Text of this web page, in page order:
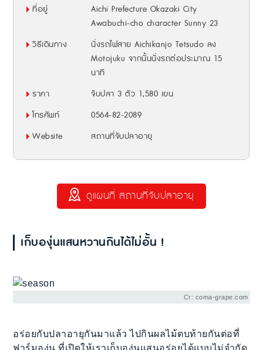
ที่อยู่
Aichi Prefecture Okazaki City
Awabuchi-cho character Sunny 23
วิธีเดินทาง
นั่งรถไฟสาย Aichikanjo Tetsudo ลง
Motojuku จากนั้นนั่งรถต่อประมาณ 15
นาที
ราคา
จับปลา 3 ตัว 1,580 เยน
โทรศัพท์
0564-82-2089
Website
สถานที่จับปลาอายุ
ดูแผนที่ สถานที่จับปลาอายุ
เก็บองุ่นแสนหวานกินได้ไม่อั้น !
Cr: coma-grape.com
อร่อยกับปลาอายุกันมาแล้ว ไปกินผลไม้ตบท้ายกันต่อที่